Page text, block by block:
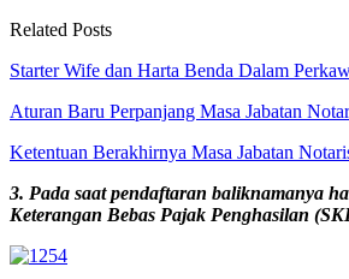
Related Posts
Starter Wife dan Harta Benda Dalam
Aturan Baru Perpanjang Masa Jabatan
Ketentuan Berakhirnya Masa Jabatan
3. Pada saat pendaftaran baliknamanya
Keterangan Bebas Pajak Penghasilan